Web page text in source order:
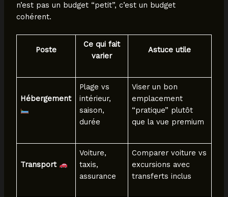
n’est pas un budget “petit”, c’est un budget
cohérent.
Poste
Ce qui fait
varier
Astuce utile
Hébergement
Plage vs
intérieur,
saison,
durée
Viser un bon
emplacement
“pratique” plutôt
que la vue premium
Transport
Voiture,
taxis,
assurance
Comparer voiture vs
excursions avec
transferts inclus